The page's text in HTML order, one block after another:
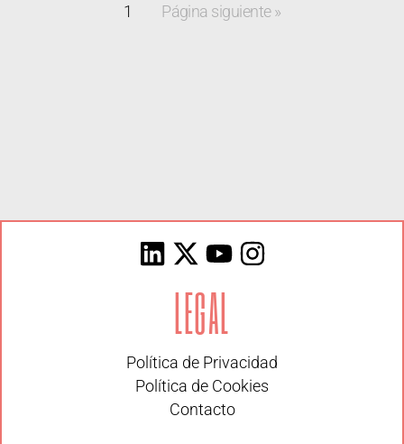
1 Página siguiente »
LEGAL
Política de Privacidad
Política de Cookies
Contacto